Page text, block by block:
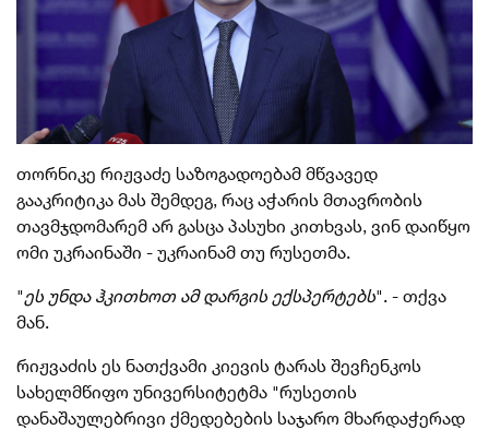
თორნიკე რიჟვაძე საზოგადოებამ მწვავედ
გააკრიტიკა მას შემდეგ, რაც აჭარის მთავრობის
თავმჯდომარემ არ გასცა პასუხი კითხვას, ვინ დაიწყო
ომი უკრაინაში - უკრაინამ თუ რუსეთმა.
"ეს უნდა ჰკითხოთ ამ დარგის ექსპერტებს". - თქვა
მან.
რიჟვაძის ეს ნათქვამი კიევის ტარას შევჩენკოს
სახელმწიფო უნივერსიტეტმა "რუსეთის
დანაშაულებრივი ქმედებების საჯარო მხარდაჭერად